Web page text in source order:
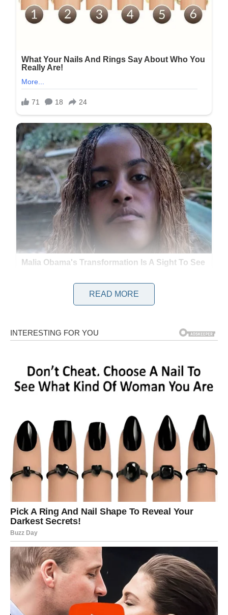
U zdjelu za miješanje uzeti brašno napraviti udubljenje, dodati
mlijeko, jogurt, sol, prašak za pecivo i umijesiti dobit ćete
mekano tijesto koje se ne lijepi za ruke, dobro umijesiti odmah
napraviti pet komada.
READ MORE